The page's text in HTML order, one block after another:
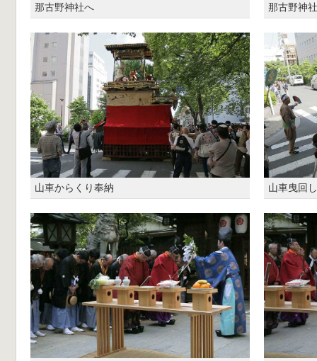
那古野神社へ 那古野神
山車からくり奉納 山車曳回し